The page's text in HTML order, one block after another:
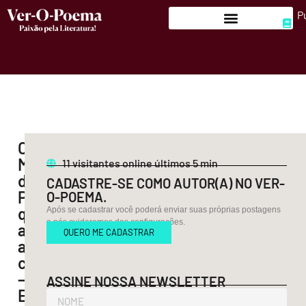
O
Mistério
do
Pássaro
que
aprendeu
a
chorar
–
Edmir
11visitantes online últimos 5 min
CADASTRE-SE COMO AUTOR(A) NO VER-
O-POEMA.
Após se cadastrar você poderá enviar suas próprias postagens
e nós cuidaremos das configurações.
QUERO ME CADASTRAR
ASSINE NOSSA NEWSLETTER